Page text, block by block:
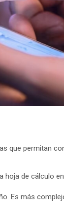
que permitan
de cálculo
Es más